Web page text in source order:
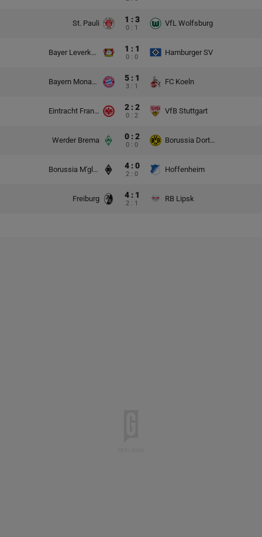
St. Pauli 1 : 3
0 : 1
VfL Wolfsburg
Bayer Leverkusen 1 : 1
0 : 0
Hamburger SV
Bayern Monachium 5 : 1
3 : 1
FC Koeln
Eintracht Frankfurt 2 : 2
0 : 2
VfB Stuttgart
Werder Brema 0 : 2
0 : 0
Borussia Dortmund
Borussia M'gladbach 4 : 0
2 : 0
Hoffenheim
Freiburg 4 : 1
2 : 1
RB Lipsk